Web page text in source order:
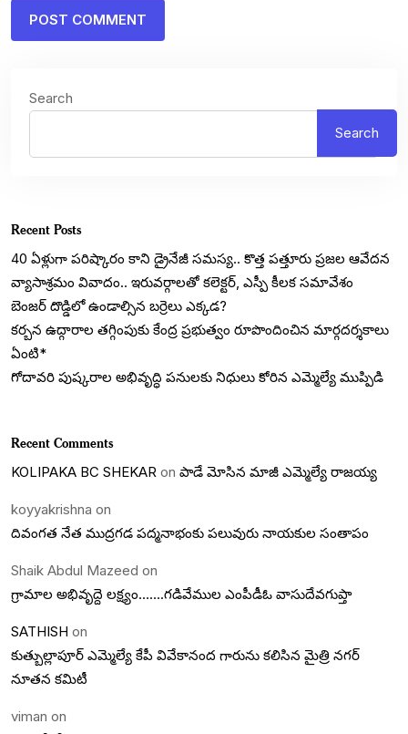
Search
Search
Recent Posts
40 ఏళ్లుగా పరిష్కారం కాని డ్రైనేజీ సమస్య.. కొత్త పత్తూరు ప్రజల ఆవేదన
వ్యాసాశ్రమం వివాదం.. ఇరువర్గాలతో కలెక్టర్, ఎస్పీ కీలక సమావేశం
బెంజర్ దొడ్డిలో ఉండాల్సిన బర్రెలు ఎక్కడ?
కర్బన ఉద్గారాల తగ్గింపుకు కేంద్ర ప్రభుత్వం రూపొందించిన మార్గదర్శకాలు
ఏంటి*
గోదావరి పుష్కరాల అభివృద్ధి పనులకు నిధులు కోరిన ఎమ్మెల్యే ముప్పిడి
Recent Comments
KOLIPAKA BC SHEKAR on పాడే మోసిన మాజీ ఎమ్మెల్యే రాజయ్య
koyyakrishna on
దివంగత నేత ముద్రగడ పద్మనాభంకు పలువురు నాయకుల సంతాపం
Shaik Abdul Mazeed on
గ్రామాల అభివృద్దె లక్ష్యం…….గడివేముల ఎంపీడీఓ వాసుదేవగుప్తా
SATHISH on
కుత్బుల్లాపూర్ ఎమ్మెల్యే కేపీ వివేకానంద గారును కలిసిన మైత్రి నగర్
నూతన కమిటీ
viman on